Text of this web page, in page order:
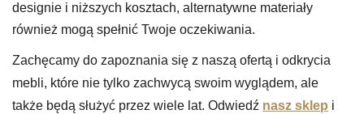
designie i niższych kosztach, alternatywne materiały
również mogą spełnić Twoje oczekiwania.
Zachęcamy do zapoznania się z naszą ofertą i odkrycia
mebli, które nie tylko zachwycą swoim wyglądem, ale
także będą służyć przez wiele lat. Odwiedź nasz sklep i